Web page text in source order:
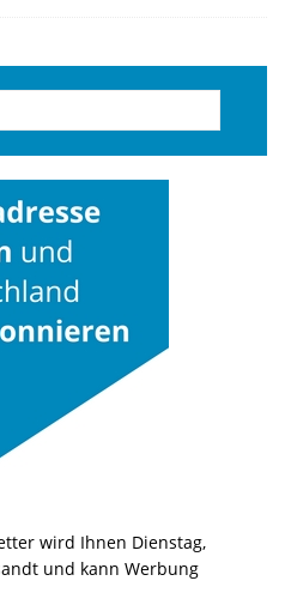
wird Ihnen Dienstag,
und kann Werbung